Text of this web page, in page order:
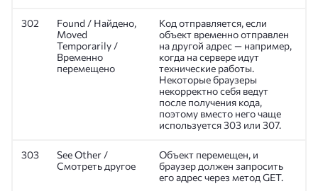
302
Found / Найдено,
Moved
Temporarily /
Временно
перемещено
Код отправляется, если
объект временно отправлен
на другой адрес — например,
когда на сервере идут
технические работы.
Некоторые браузеры
некорректно себя ведут
после получения кода,
поэтому вместо него чаще
используется 303 или 307.
303
See Other /
Смотреть другое
Объект перемещен, и
браузер должен запросить
его адрес через метод GET.